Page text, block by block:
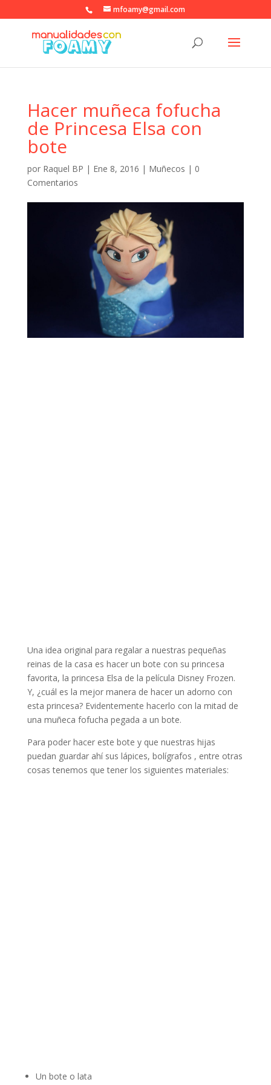
mfoamy@gmail.com
Hacer muñeca fofucha
de Princesa Elsa con
bote
por Raquel BP | Ene 8, 2016 | Muñecos | 0
Comentarios
Una idea original para regalar a nuestras pequeñas
reinas de la casa es hacer un bote con su princesa
favorita, la princesa Elsa de la película Disney Frozen.
Y, ¿cuál es la mejor manera de hacer un adorno con
esta princesa? Evidentemente hacerlo con la mitad de
una muñeca fofucha pegada a un bote.
Para poder hacer este bote y que nuestras hijas
puedan guardar ahí sus lápices, bolígrafos , entre otras
cosas tenemos que tener los siguientes materiales:
Un bote o lata